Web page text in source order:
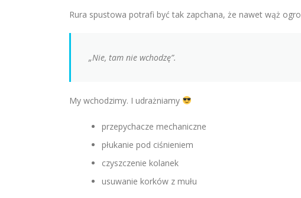
Rura spustowa potrafi być tak zapchana, że nawet wąż
„Nie, tam nie wchodzę”.
My wchodzimy. I udrażniamy
przepychacze mechaniczne
płukanie pod ciśnieniem
czyszczenie kolanek
usuwanie korków z mułu